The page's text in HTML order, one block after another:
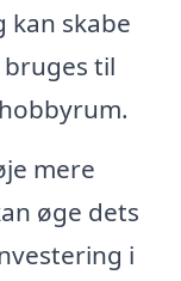
kan skabe
til
mere
øge dets
i